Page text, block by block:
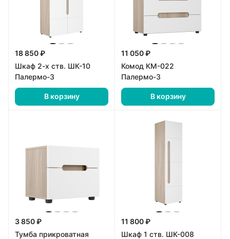
18 850 ₽
Шкаф 2-х ств. ШК-10
Палермо-3
В корзину
11 050 ₽
Комод КМ-022
Палермо-3
В корзину
3 850 ₽
Тумба прикроватная
11 800 ₽
Шкаф 1 ств. ШК-008